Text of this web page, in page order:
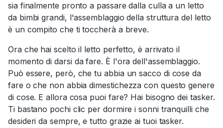
sia finalmente pronto a passare dalla culla a un letto
da bimbi grandi, l'assemblaggio della struttura del letto
è un compito che ti toccherà a breve.
Ora che hai scelto il letto perfetto, è arrivato il
momento di darsi da fare. È l'ora dell'assemblaggio.
Può essere, però, che tu abbia un sacco di cose da
fare o che non abbia dimestichezza con questo genere
di cose. E allora cosa puoi fare? Hai bisogno dei tasker.
Ti bastano pochi clic per dormire i sonni tranquilli che
desideri da sempre, e tutto grazie ai tuoi tasker.